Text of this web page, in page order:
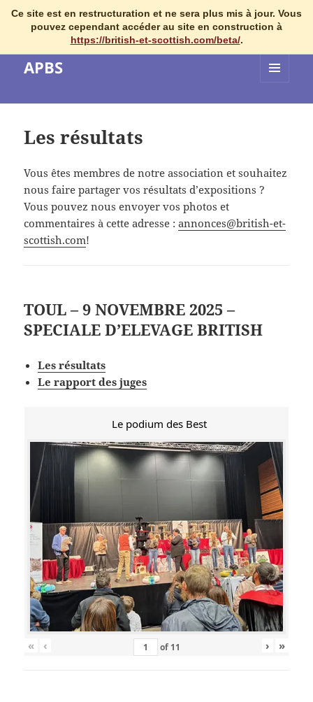
Ce site est en restructuration et ne sera plus mis à jour. Vous
pouvez cependant accéder au site en construction à
https://british-et-scottish.com/beta/.
APBS
Les résultats
Vous êtes membres de notre association et souhaitez
nous faire partager vos résultats d’expositions ?
Vous pouvez nous envoyer vos photos et
commentaires à cette adresse :annonces@british-et-
scottish.com!
TOUL – 9 NOVEMBRE 2025 –
SPECIALE D’ELEVAGE BRITISH
Les résultats
Le rapport des juges
Le podium des Best
« ‹ of 11 › »